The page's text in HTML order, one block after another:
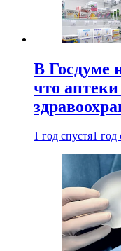
В Госдуме
что
1 год спустя1 год